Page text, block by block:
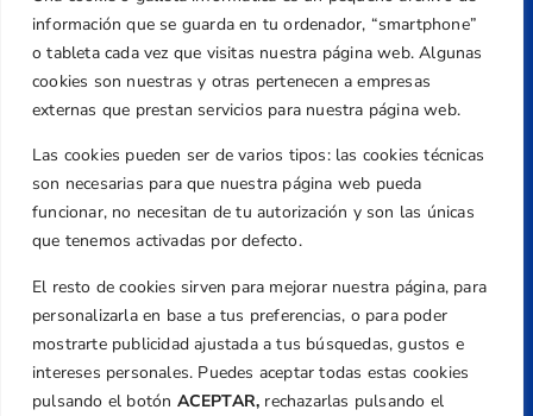
información que se guarda en tu ordenador, “smartphone”
o tableta cada vez que visitas nuestra página web. Algunas
cookies son nuestras y otras pertenecen a empresas
externas que prestan servicios para nuestra página web.
Las cookies pueden ser de varios tipos: las cookies técnicas
son necesarias para que nuestra página web pueda
funcionar, no necesitan de tu autorización y son las únicas
que tenemos activadas por defecto.
El resto de cookies sirven para mejorar nuestra página, para
personalizarla en base a tus preferencias, o para poder
mostrarte publicidad ajustada a tus búsquedas, gustos e
intereses personales. Puedes aceptar todas estas cookies
pulsando el botón ACEPTAR, rechazarlas pulsando el
Dirección
Centre de L´Esport, Carrer d'Isaac Peral i
Caballero, Nº 5, Despachos 2 y 3, 46980,
Valencia
+34 961 367 799
Email
federacion@golfcv.com
Aviso Legal
Política de Privacidad
Transparencia
Normativa